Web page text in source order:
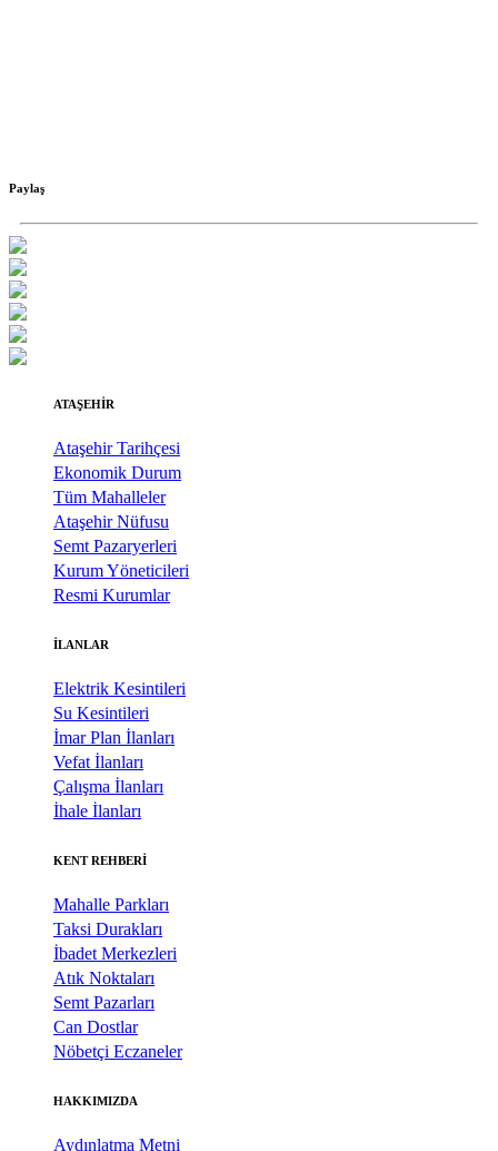
Paylaş
ATAŞEHİR
Ataşehir Tarihçesi
Ekonomik Durum
Tüm Mahalleler
Ataşehir Nüfusu
Semt Pazaryerleri
Kurum Yöneticileri
Resmi Kurumlar
İLANLAR
Elektrik Kesintileri
Su Kesintileri
İmar Plan İlanları
Vefat İlanları
Çalışma İlanları
İhale İlanları
KENT REHBERİ
Mahalle Parkları
Taksi Durakları
İbadet Merkezleri
Atık Noktaları
Semt Pazarları
Can Dostlar
Nöbetçi Eczaneler
HAKKIMIZDA
Aydınlatma Metni